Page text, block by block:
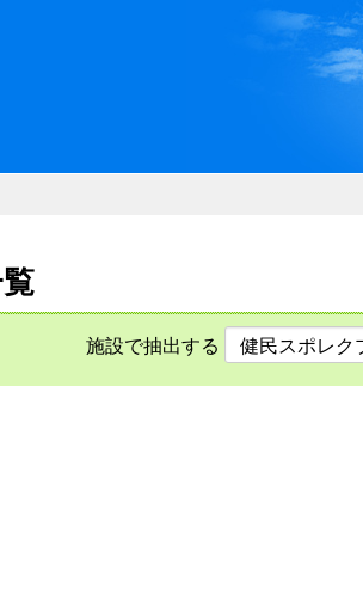
れあい公社 いしか
施設で抽出する